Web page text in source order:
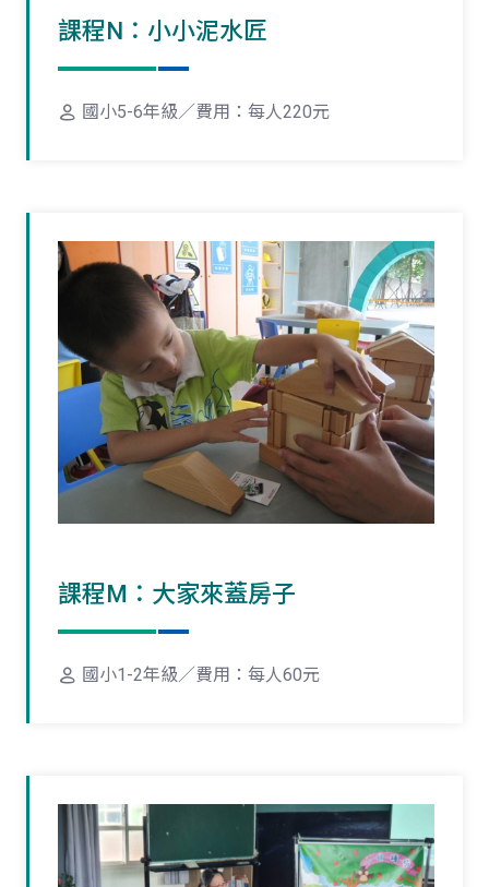
課程N：小小泥水匠
國小5-6年級／費用：每人220元
課程M：大家來蓋房子
國小1-2年級／費用：每人60元